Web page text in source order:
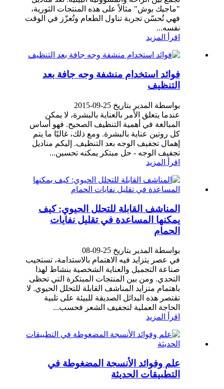
"ماجيك بوش" مثالاً على هذه المنتجات الثورية،
فهي تُحسّن تجربة تناول الطعام وتُعزّز في الوقت
نفسه...
اقرأ المزيد
فوائد استخدام منشفة وجه جافة بعد
التنظيف
بواسطة المدير بتاريخ 25-09-2015
عندما يتعلق الأمر بالعناية بالبشرة، لا يمكن
المبالغة في أهمية التنظيف الصحيح. فهو أساس
كل روتين عناية بالبشرة. ومع ذلك، غالبًا ما يتم
إهمال تجفيف الوجه بعد التنظيف. إليكم مناديل
تجفيف الوجه - حل مبتكر يمكنه تحسين...
اقرأ المزيد
المناشف القابلة للتحلل الحيوي: كيف
يمكنها المساعدة في تقليل نفايات
الحمام
بواسطة المدير بتاريخ 25-09-08
في عصر يتزايد فيه الاهتمام بالاستدامة، تستجيب
صناعة التجميل والعناية الشخصية بنشاط لهذا
التحدي. ومن بين المنتجات المبتكرة التي تحظى
باهتمام متزايد المناشف القابلة للتحلل الحيوي. لا
تقتصر هذه البدائل الصديقة للبيئة على تلبية
الحاجة العملية لتجفيف الشعر فحسب...
اقرأ المزيد
علم وفوائد الأنسجة المضغوطة في
التطبيقات الحديثة